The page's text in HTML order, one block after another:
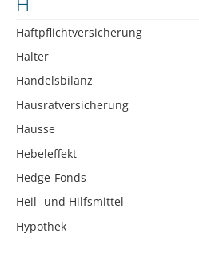
Haftpflichtversicherung
Halter
Handelsbilanz
Hausratversicherung
Hausse
Hebeleffekt
Hedge-Fonds
Heil- und Hilfsmittel
Hypothek